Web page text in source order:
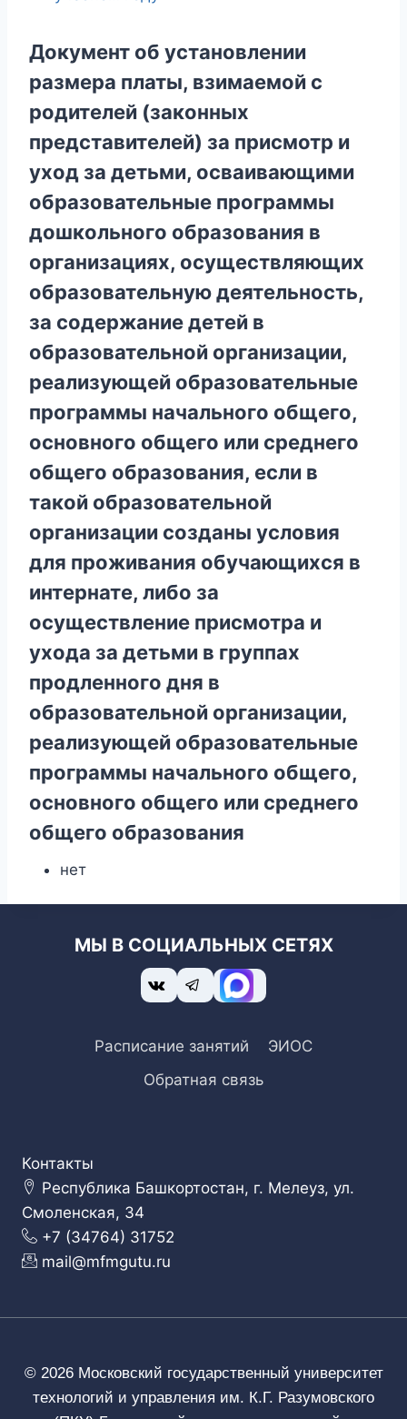
Документ об установлении
размера платы, взимаемой с
родителей (законных
представителей) за присмотр и
уход за детьми, осваивающими
образовательные программы
дошкольного образования в
организациях, осуществляющих
образовательную деятельность,
за содержание детей в
образовательной организации,
реализующей образовательные
программы начального общего,
основного общего или среднего
общего образования, если в
такой образовательной
организации созданы условия
для проживания обучающихся в
интернате, либо за
осуществление присмотра и
ухода за детьми в группах
продленного дня в
образовательной организации,
реализующей образовательные
программы начального общего,
основного общего или среднего
общего образования
нет
МЫ В СОЦИАЛЬНЫХ СЕТЯХ
Расписание занятий
ЭИОС
Обратная связь
Контакты
Республика Башкортостан, г. Мелеуз, ул.
Смоленская, 34
+7 (34764) 31752
mail@mfmgutu.ru
© 2026 Московский государственный университет
технологий и управления им. К.Г. Разумовского